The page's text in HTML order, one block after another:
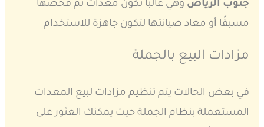
جنوب الرياض وهي غالبًا تكون معدات تم فحصها
مسبقًا أو معاد صيانتها لتكون جاهزة للاستخدام
مزادات البيع بالجملة
في بعض الحالات يتم تنظيم مزادات لبيع المعدات
المستعملة بنظام الجملة حيث يمكنك العثور على